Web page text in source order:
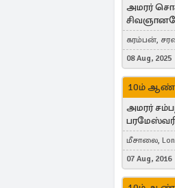
அமரர்
கரம்பன்,
London,
08 Aug, 2025
10ம்
அமரர்
மீசாலை,
07 Aug, 2016